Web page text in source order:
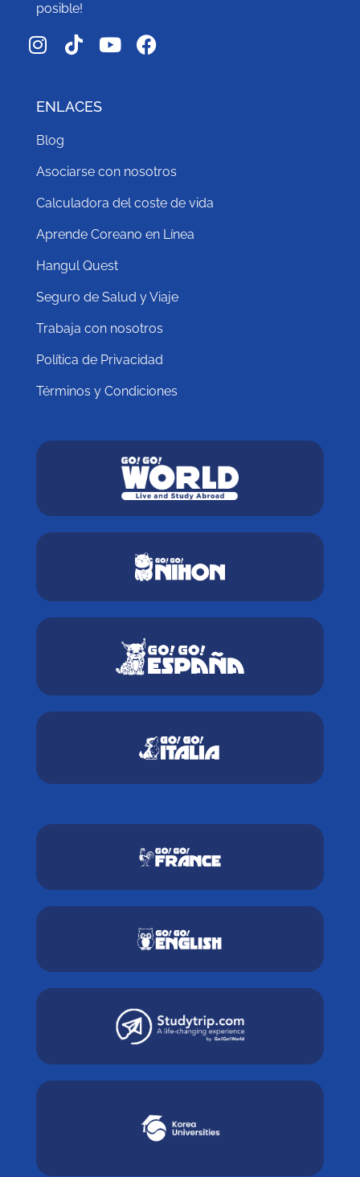
posible!
ENLACES
Blog
Asociarse con nosotros
Calculadora del coste de vida
Aprende Coreano en Línea
Hangul Quest
Seguro de Salud y Viaje
Trabaja con nosotros
Política de Privacidad
Términos y Condiciones